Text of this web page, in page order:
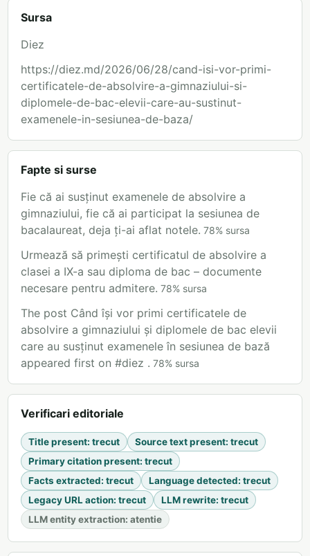
Sursa
Diez
https://diez.md/2026/06/28/cand-isi-vor-primi-
certificatele-de-absolvire-a-gimnaziului-si-
diplomele-de-bac-elevii-care-au-sustinut-
examenele-in-sesiunea-de-baza/
Fapte si surse
Fie că ai susținut examenele de absolvire a
gimnaziului, fie că ai participat la sesiunea de
bacalaureat, deja ți-ai aflat notele. 78% sursa
Urmează să primești certificatul de absolvire a
clasei a IX-a sau diploma de bac – documente
necesare pentru admitere. 78% sursa
The post Când își vor primi certificatele de
absolvire a gimnaziului și diplomele de bac elevii
care au susținut examenele în sesiunea de bază
appeared first on #diez . 78% sursa
Verificari editoriale
Title present: trecut Source text present: trecut
Primary citation present: trecut
Facts extracted: trecut Language detected: trecut
Legacy URL action: trecut LLM rewrite: trecut
LLM entity extraction: atentie